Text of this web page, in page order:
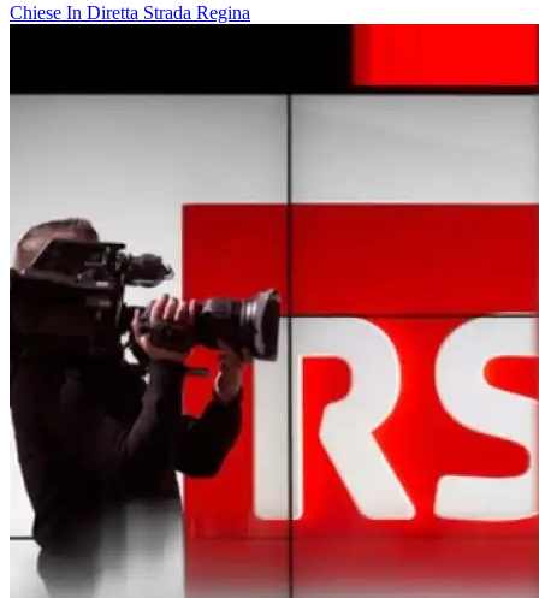
Chiese In Diretta Strada Regina